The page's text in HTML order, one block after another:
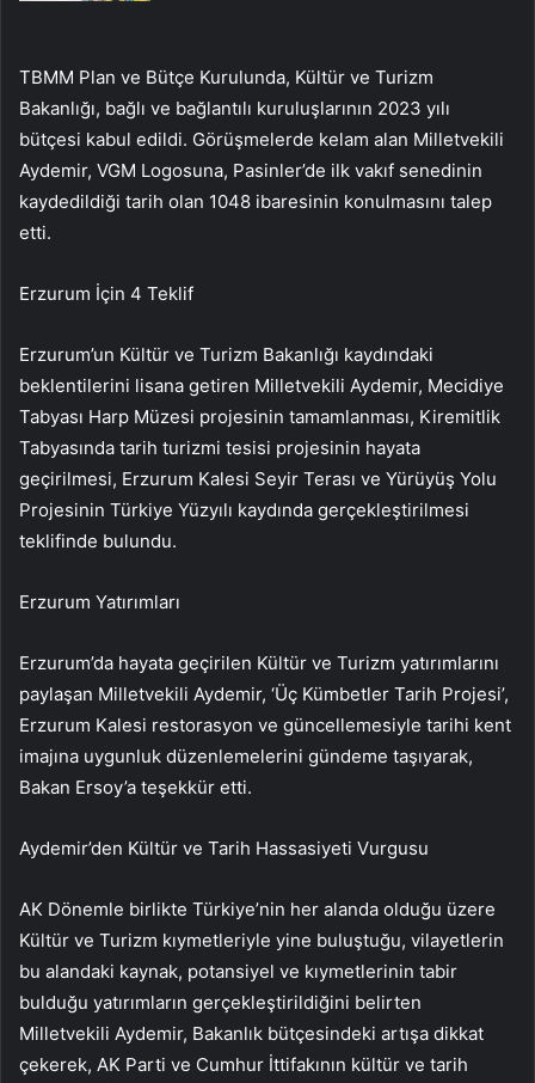
TBMM Plan ve Bütçe Kurulunda, Kültür ve Turizm
Bakanlığı, bağlı ve bağlantılı kuruluşlarının 2023 yılı
bütçesi kabul edildi. Görüşmelerde kelam alan Milletvekili
Aydemir, VGM Logosuna, Pasinler’de ilk vakıf senedinin
kaydedildiği tarih olan 1048 ibaresinin konulmasını talep
etti.
Erzurum İçin 4 Teklif
Erzurum’un Kültür ve Turizm Bakanlığı kaydındaki
beklentilerini lisana getiren Milletvekili Aydemir, Mecidiye
Tabyası Harp Müzesi projesinin tamamlanması, Kiremitlik
Tabyasında tarih turizmi tesisi projesinin hayata
geçirilmesi, Erzurum Kalesi Seyir Terası ve Yürüyüş Yolu
Projesinin Türkiye Yüzyılı kaydında gerçekleştirilmesi
teklifinde bulundu.
Erzurum Yatırımları
Erzurum’da hayata geçirilen Kültür ve Turizm yatırımlarını
paylaşan Milletvekili Aydemir, ‘Üç Kümbetler Tarih Projesi’,
Erzurum Kalesi restorasyon ve güncellemesiyle tarihi kent
imajına uygunluk düzenlemelerini gündeme taşıyarak,
Bakan Ersoy’a teşekkür etti.
Aydemir’den Kültür ve Tarih Hassasiyeti Vurgusu
AK Dönemle birlikte Türkiye’nin her alanda olduğu üzere
Kültür ve Turizm kıymetleriyle yine buluştuğu, vilayetlerin
bu alandaki kaynak, potansiyel ve kıymetlerinin tabir
bulduğu yatırımların gerçekleştirildiğini belirten
Milletvekili Aydemir, Bakanlık bütçesindeki artışa dikkat
çekerek, AK Parti ve Cumhur İttifakının kültür ve tarih